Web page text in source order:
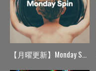
【月曜更新】Monday Spin